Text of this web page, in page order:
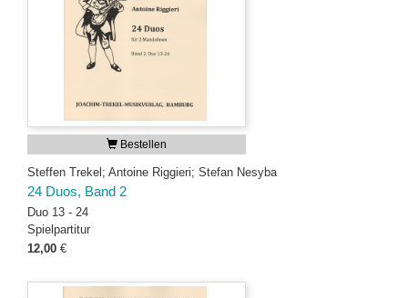
Bestellen
Steffen Trekel; Antoine Riggieri; Stefan Nesyba
24 Duos, Band 2
Duo 13 - 24
Spielpartitur
12,00 €